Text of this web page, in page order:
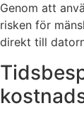
Genom att
risken för
direkt till